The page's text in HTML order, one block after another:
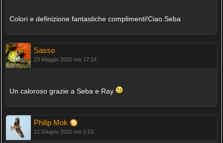
Colori e definizione fantastiche complimenti!Ciao.Seba
Sasso
23 Maggio 2020 ore 17:14
Un caloroso grazie a Seba e Ray
Philip Mok
21 Giugno 2020 ore 1:53